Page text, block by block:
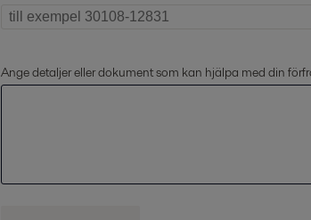
Ange detaljer eller dokument som kan hjälpa med din